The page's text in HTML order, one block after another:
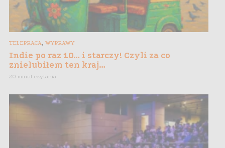
TELEPRACA, WYPRAWY
Indie po raz 10… i starczy! Czyli za co
znielubiłem ten kraj…
20 minut czytania